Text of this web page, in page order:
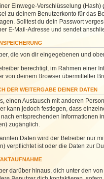
Einwege-Verschlüsselung
zu deinem Benutzerkonto für das
Solltest du dein Passwort
E-Mail-Adresse und sendet
die von dir eingegebenen und
berechtigt, im Rahmen einer
von deinem Browser übermittelter
DER WEITERGABE DEINER DATEN
einen Austausch mit anderen
kann jedoch festlegen, dass
entsprechenden Informationen
zugänglich.
Daten wird der Betreiber nur
verpflichtet ist oder die Daten zur
darüber hinaus, dich unter den